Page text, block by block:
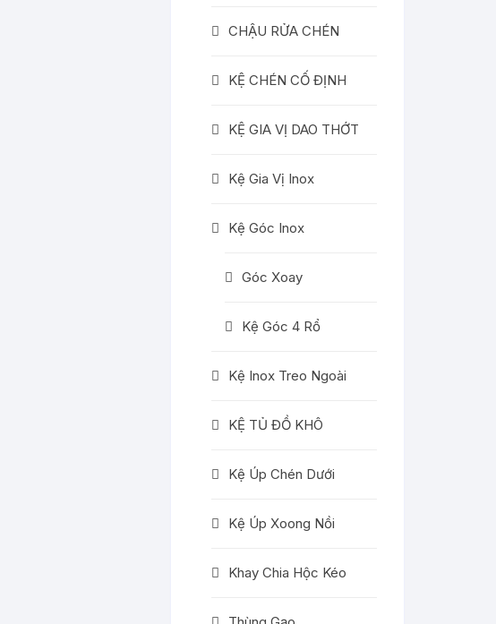
CHẬU RỬA CHÉN
KỆ CHÉN CỐ ĐỊNH
KỆ GIA VỊ DAO THỚT
Kệ Gia Vị Inox
Kệ Góc Inox
Góc Xoay
Kệ Góc 4 Rổ
Kệ Inox Treo Ngoài
KỆ TỦ ĐỒ KHÔ
Kệ Úp Chén Dưới
Kệ Úp Xoong Nồi
Khay Chia Hộc Kéo